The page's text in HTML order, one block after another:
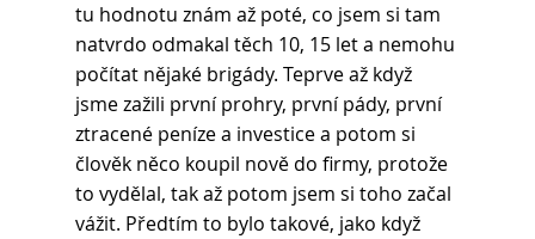
tu hodnotu znám až poté, co jsem si tam
natvrdo odmakal těch 10, 15 let a nemohu
počítat nějaké brigády. Teprve až když
jsme zažili první prohry, první pády, první
ztracené peníze a investice a potom si
člověk něco koupil nově do firmy, protože
to vydělal, tak až potom jsem si toho začal
vážit. Předtím to bylo takové, jako když